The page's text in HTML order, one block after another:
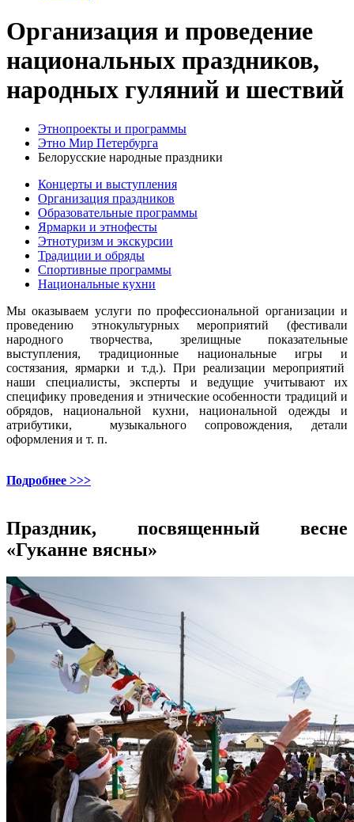
Организация и проведение
национальных праздников,
народных гуляний и шествий
Этнопроекты и программы
Этно Мир Петербурга
Белорусские народные праздники
Концерты и выступления
Организация праздников
Образовательные программы
Ярмарки и этнофесты
Этнотуризм и экскурсии
Традиции и обряды
Спортивные программы
Национальные кухни
Мы оказываем услуги по профессиональной организации и
проведению этнокультурных мероприятий (фестивали
народного творчества, зрелищные показательные
выступления, традиционные национальные игры и
состязания, ярмарки и т.д.). При реализации мероприятий
наши специалисты, эксперты и ведущие учитывают их
специфику проведения и этнические особенности традиций и
обрядов, национальной кухни, национальной одежды и
атрибутики, музыкального сопровождения, детали
оформления и т. п.
Подробнее >>>
Праздник, посвященный весне
«Гуканне вясны»